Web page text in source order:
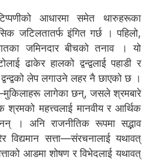
आधारमा समेत थारुहरूका
जटिलतातर्फ इंगित गर्छ । पहिलो,
जमिनदार बीचको तनाव । यो
ढाकेर हालको द्वन्द्वलाई पहाडी र
लेप लगाउने लहर नै छाएको छ ।
लागेका छन्, जसले श्रमबारे
महत्त्वलाई मानवीय र आर्थिक
। अनि राजनीतिक रूपमा सद्भाव
विद्यमान सत्ता—संरचनालाई यथावत्
आडमा शोषण र विभेदलाई यथावत्